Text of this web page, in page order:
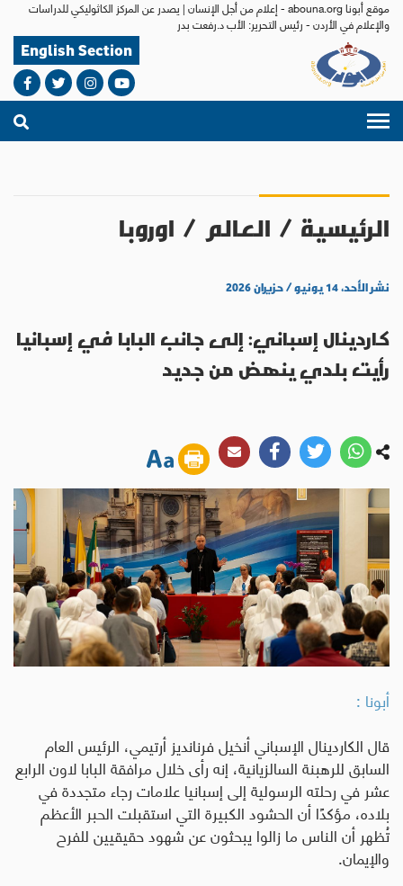
موقع أبونا abouna.org - إعلام من أجل الإنسان | يصدر عن المركز الكاثوليكي للدراسات
والإعلام في الأردن - رئيس التحرير: الأب د.رفعت بدر
English Section
الرئيسية / العالم / اوروبا
نشر الأحد، ١٤ يونيو / حزيران ٢٠٢٦
كاردينال إسباني: إلى جانب البابا في إسبانيا
رأيت بلدي ينهض من جديد
أبونا :
قال الكاردينال الإسباني أنخيل فرنانديز أرتيمي، الرئيس العام
السابق للرهبنة السالزيانية، إنه رأى خلال مرافقة البابا لاون الرابع
عشر في رحلته الرسولية إلى إسبانيا علامات رجاء متجددة في
بلاده، مؤكدًا أن الحشود الكبيرة التي استقبلت الحبر الأعظم
تُظهر أن الناس ما زالوا يبحثون عن شهود حقيقيين للفرح
والإيمان.